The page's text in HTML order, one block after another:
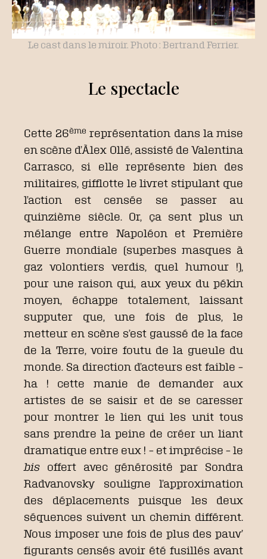
Le cast dans le miroir. Photo : Bertrand Ferrier.
Le spectacle
Cette 26ème représentation dans la mise
en scène d’Àlex Ollé, assisté de Valentina
Carrasco, si elle représente bien des
militaires, gifflotte le livret stipulant que
l’action est censée se passer au
quinzième siècle. Or, ça sent plus un
mélange entre Napoléon et Première
Guerre mondiale (superbes masques à
gaz volontiers verdis, quel humour !),
pour une raison qui, aux yeux du pékin
moyen, échappe totalement, laissant
supputer que, une fois de plus, le
metteur en scène s’est gaussé de la face
de la Terre, voire foutu de la gueule du
monde. Sa direction d’acteurs est faible –
ha ! cette manie de demander aux
artistes de se saisir et de se caresser
pour montrer le lien qui les unit tous
sans prendre la peine de créer un liant
dramatique entre eux ! – et imprécise – le
bis offert avec générosité par Sondra
Radvanovsky souligne l’approximation
des déplacements puisque les deux
séquences suivent un chemin différent.
Nous imposer une fois de plus des pauv’
figurants censés avoir été fusillés avant